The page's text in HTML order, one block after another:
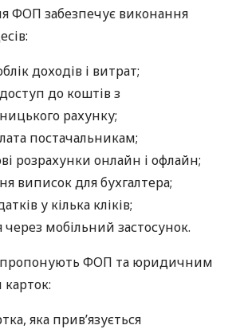
ФОП забезпечує виконання
доходів і витрат;
до коштів з
рахунку;
постачальникам;
розрахунки онлайн і офлайн;
виписок для бухгалтера;
у кілька кліків;
через мобільний застосунок.
пропонують ФОП та юридичним
яка прив’язується